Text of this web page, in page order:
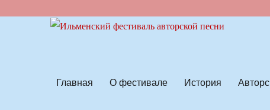
Главная О фестивале История